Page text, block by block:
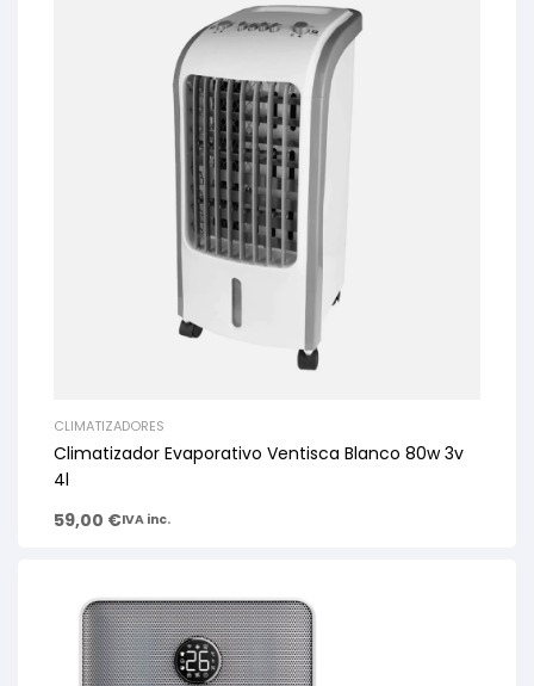
CLIMATIZADORES
Climatizador Evaporativo Ventisca Blanco 80w 3v
4l
59,00 €IVA inc.